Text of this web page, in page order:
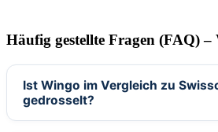
Häufig gestellte Fragen (FAQ)
Ist Wingo im Vergleich zu
gedrosselt?